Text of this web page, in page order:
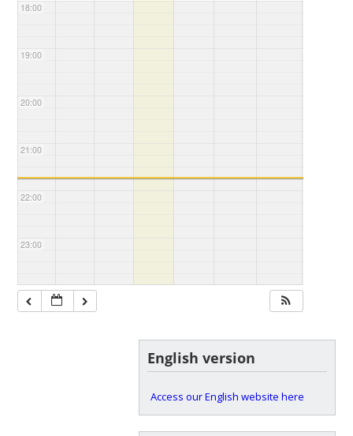
18:00
19:00
20:00
21:00
22:00
23:00
English version
Access our English website here